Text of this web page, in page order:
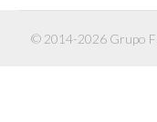
© 2014-2026 Grupo